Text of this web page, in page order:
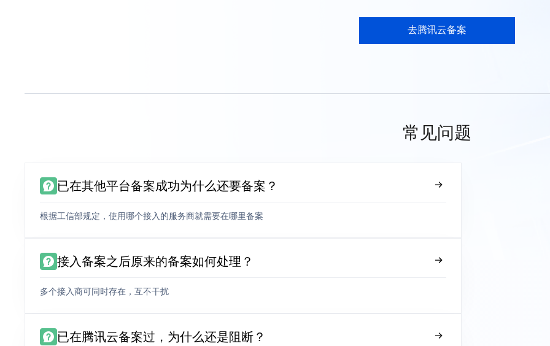
去腾讯云备案
常见问题
已在其他平台备案成功为什么还要备案？
根据工信部规定，使用哪个接入的服务商就需要在哪里备案
接入备案之后原来的备案如何处理？
多个接入商可同时存在，互不干扰
已在腾讯云备案过，为什么还是阻断？